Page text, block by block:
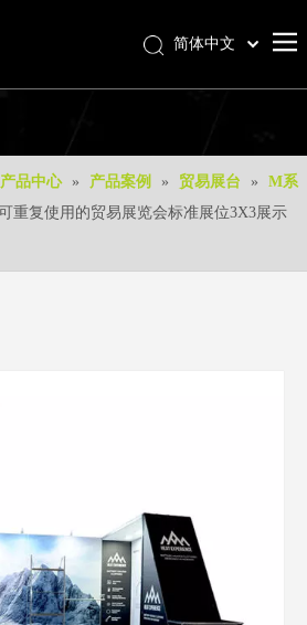
简体中文
日本語
Pусский
Português
产品中心 » 产品案例 » 贸易展台 »
M系
重复使用的贸易展览会标准展位3X3展示